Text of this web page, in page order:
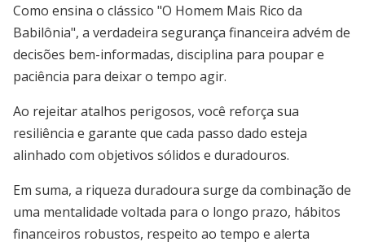
Como ensina o clássico "O Homem Mais Rico da
Babilônia", a verdadeira segurança financeira advém de
decisões bem-informadas, disciplina para poupar e
paciência para deixar o tempo agir.
Ao rejeitar atalhos perigosos, você reforça sua
resiliência e garante que cada passo dado esteja
alinhado com objetivos sólidos e duradouros.
Em suma, a riqueza duradoura surge da combinação de
uma mentalidade voltada para o longo prazo, hábitos
financeiros robustos, respeito ao tempo e alerta